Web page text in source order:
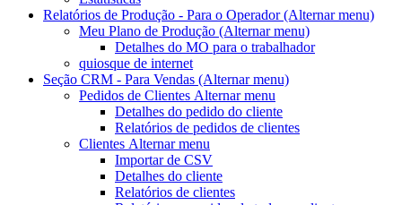
Relatórios de Produção - Para o Operador(Alternar menu)
Meu Plano de Produção (Alternar menu)
Detalhes do MO para o trabalhador
quiosque de internet
Seção CRM - Para Vendas (Alternar menu)
Pedidos de Clientes Alternar menu
Detalhes do pedido do cliente
Relatórios de pedidos de clientes
Clientes Alternar menu
Importar de CSV
Detalhes do cliente
Relatórios de clientes